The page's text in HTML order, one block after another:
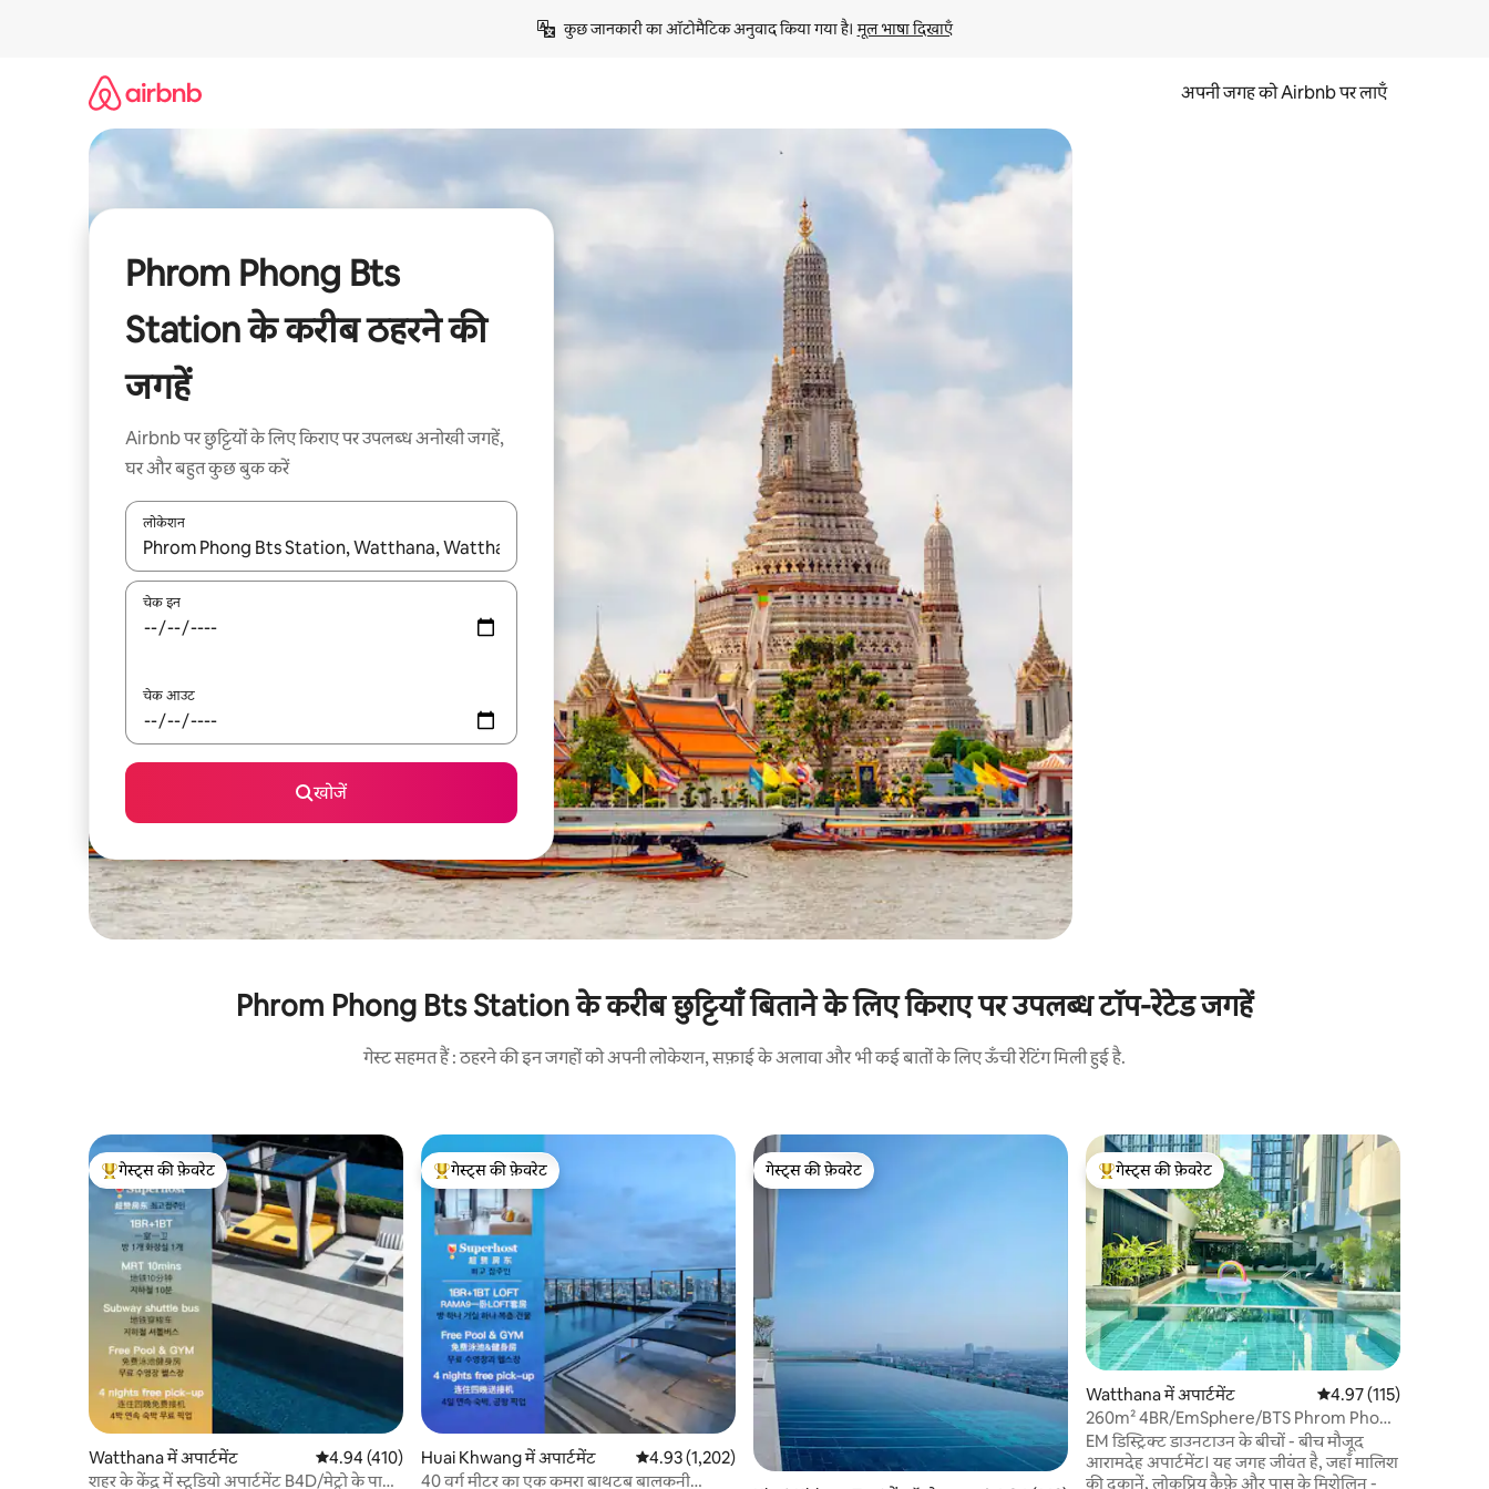
कुछ जानकारी का ऑटोमैटिक अनुवाद किया गया है। मूल भाषा दिखाएँ
अपनी जगह को Airbnb पर लाएँ
Phrom Phong Bts
Station के करीब ठहरने की
जगहें
Airbnb पर छुट्टियों के लिए किराए पर उपलब्ध अनोखी जगहें,
घर और बहुत कुछ बुक करें
लोकेशन
नतीजों के उपलब्ध होने पर, अप और डाउन 'ऐरो की' का इस्तेमाल करके नेविगेट करें या टच या फिर स्वाइप जेस्चर का इस्तेमाल करके एक्सप्लोर करें।
चेक इन
चेक आउट
खोजें
Phrom Phong Bts Station के करीब छुट्टियाँ बिताने के लिए किराए पर उपलब्ध टॉप-रेटेड जगहें
गेस्ट सहमत हैं : ठहरने की इन जगहों को अपनी लोकेशन, सफ़ाई के अलावा और भी कई बातों के लिए ऊँची रेटिंग मिली हुई है.
गेस्ट्स का टॉप फ़ेवरेट
गेस्ट्स की फ़ेवरेट
Watthana में अपार्टमेंट औसत रेटिंग 5 में से 4.94, 410 समीक्षाएँ
4.94 (410)
शहर के केंद्र में स्टूडियो अपार्टमेंट B4D/मेट्रो के पास/
गेस्ट्स का टॉप फ़ेवरेट
गेस्ट्स की फ़ेवरेट
Huai Khwang में अपार्टमेंट औसत रेटिंग 5 में से 4.93, 1,202 समीक्षाएँ
4.93 (1,202)
40 वर्ग मीटर का एक कमरा बाथटब बालकनी
गेस्ट्स की फ़ेवरेट
गेस्ट्स की फ़ेवरेट
गेस्ट्स का टॉप फ़ेवरेट
गेस्ट्स की फ़ेवरेट
Watthana में अपार्टमेंट औसत रेटिंग 5 में से 4.97,
4.97 (115)
260m² 4BR/EmSphere/BTS Phrom Phong
Asok/Pool GYM
EM डिस्ट्रिक्ट डाउनटाउन के बीचों - बीच मौजूद
आरामदेह अपार्टमेंट। यह जगह जीवंत है, जहाँ मालिश
की दुकानें, लोकप्रिय कैफ़े और पास के मिशेलिन -